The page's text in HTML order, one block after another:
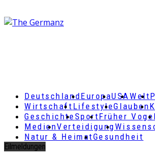
DeutschlandEuropaUSAWelt
Wirtschaft LifestyleGlauben
GeschichteSportFrüher Vogel
MedienVerteidigung
Natur & HeimatGesundheit
Eilmeldungen